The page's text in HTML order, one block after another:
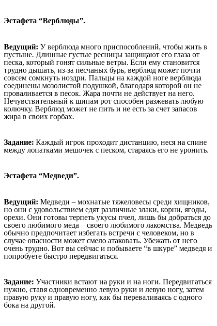
Эстафета “Верблюды”.
Ведущий: У верблюда много приспособлений, чтобы жить в
пустыне. Длинные густые ресницы защищают его глаза от
песка, который гонят сильные ветры. Если ему становится
трудно дышать, из-за песчаных бурь, верблюд может почти
совсем сомкнуть ноздри. Пальцы на каждой ноге верблюда
соединены мозолистой подушкой, благодаря которой он не
проваливается в песок. Жара почти не действует на него.
Нечувствительный к шипам рот способен разжевать любую
колючку. Верблюд может не пить и не есть за счет запасов
жира в своих горбах.
Задание: Каждый игрок проходит дистанцию, неся на спине
между лопатками мешочек с песком, стараясь его не уронить.
Эстафета “Медведи”.
Ведущий: Медведи – мохнатые тяжеловесы среди хищников,
но они с удовольствием едят различные злаки, корни, ягоды,
орехи. Они готовы терпеть укусы пчел, лишь бы добраться до
своего любимого меда – своего любимого лакомства. Медведь
обычно предпочитает избегать встречи с человеком, но в
случае опасности может смело атаковать. Убежать от него
очень трудно. Вот вы сейчас и побываете “в шкуре” медведя и
попробуете быстро передвигаться.
Задание: Участники встают на руки и на ноги. Передвигаться
нужно, ставя одновременно левую руки и левую ногу, затем
правую руку и правую ногу, как бы переваливаясь с одного
бока на другой.